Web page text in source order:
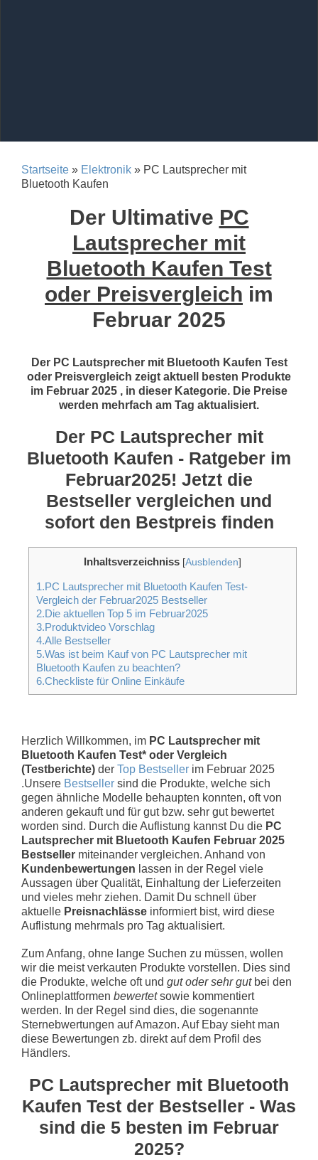
Startseite » Elektronik » PC Lautsprecher mit
Bluetooth Kaufen
Der Ultimative PC
Lautsprecher mit
Bluetooth Kaufen Test
oder Preisvergleich im
Februar 2025
Der PC Lautsprecher mit Bluetooth Kaufen Test
oder Preisvergleich zeigt aktuell besten Produkte
im Februar 2025 , in dieser Kategorie. Die Preise
werden mehrfach am Tag aktualisiert.
Der PC Lautsprecher mit
Bluetooth Kaufen - Ratgeber im
Februar2025! Jetzt die
Bestseller vergleichen und
sofort den Bestpreis finden
Inhaltsverzeichniss [Ausblenden]
1.PC Lautsprecher mit Bluetooth Kaufen Test-
Vergleich der Februar2025 Bestseller
2.Die aktuellen Top 5 im Februar2025
3.Produktvideo Vorschlag
4.Alle Bestseller
5.Was ist beim Kauf von PC Lautsprecher mit
Bluetooth Kaufen zu beachten?
6.Checkliste für Online Einkäufe
Herzlich Willkommen, im PC Lautsprecher mit
Bluetooth Kaufen Test* oder Vergleich
(Testberichte) der Top Bestseller im Februar 2025
.Unsere Bestseller sind die Produkte, welche sich
gegen ähnliche Modelle behaupten konnten, oft von
anderen gekauft und für gut bzw. sehr gut bewertet
worden sind. Durch die Auflistung kannst Du die PC
Lautsprecher mit Bluetooth Kaufen Februar 2025
Bestseller miteinander vergleichen. Anhand von
Kundenbewertungen lassen in der Regel viele
Aussagen über Qualität, Einhaltung der Lieferzeiten
und vieles mehr ziehen. Damit Du schnell über
aktuelle Preisnachlässe informiert bist, wird diese
Auflistung mehrmals pro Tag aktualisiert.
Zum Anfang, ohne lange Suchen zu müssen, wollen
wir die meist verkauten Produkte vorstellen. Dies sind
die Produkte, welche oft und gut oder sehr gutbei den
Onlineplattformen bewertetsowie kommentiert
werden. In der Regel sind dies, die sogenannte
Sternebwertungen auf Amazon. Auf Ebay sieht man
diese Bewertungen zb. direkt auf dem Profil des
Händlers.
PC Lautsprecher mit Bluetooth
Kaufen Test der Bestseller - Was
sind die 5 besten im Februar
2025?